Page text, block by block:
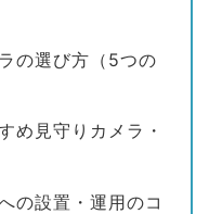
の選び方（5つの
め見守りカメラ・
の設置・運用のコ